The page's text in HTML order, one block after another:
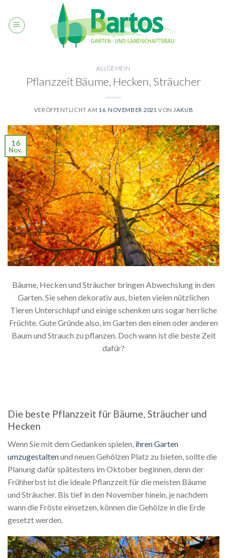
content
ALLGEMEIN
Pflanzzeit Bäume, Hecken, Sträucher
VERÖFFENTLICHT AM 16. NOVEMBER 2021 VON JAKUB
16
Nov.
Bäume, Hecken und Sträucher bringen Abwechslung in den
Garten. Sie sehen dekorativ aus, bieten vielen nützlichen
Tieren Unterschlupf und einige schenken uns sogar herrliche
Früchte. Gute Gründe also, im Garten den einen oder anderen
Baum und Strauch zu pflanzen. Doch wann ist die beste Zeit
dafür?
Die beste Pflanzzeit für Bäume, Sträucher und
Hecken
Wenn Sie mit dem Gedanken spielen, ihren Garten
umzugestaltenund neuen Gehölzen Platz zu bieten, sollte die
Planung dafür spätestens im Oktober beginnen, denn der
Frühherbst ist die ideale Pflanzzeit für die meisten Bäume
und Sträucher. Bis tief in den November hinein, je nachdem
wann die Fröste einsetzen, können die Gehölze in die Erde
gesetzt werden.